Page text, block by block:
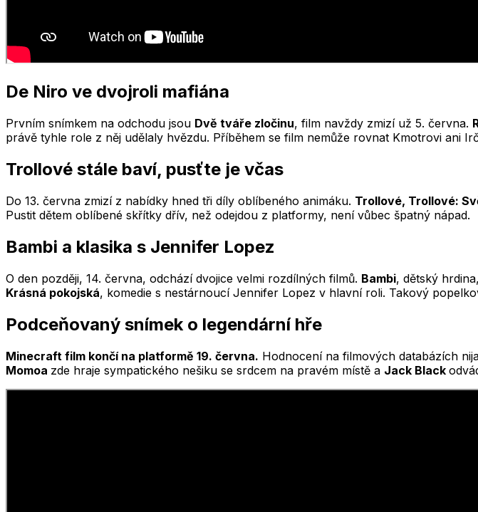
De Niro ve dvojroli mafiána
Prvním snímkem na odchodu jsou Dvě tváře zločinu, film navždy zmizí už 5. června.
právě tyhle role z něj udělaly hvězdu. Příběhem se film nemůže rovnat Kmotrovi ani
Trollové stále baví, pusťte je včas
Do 13. června zmizí z nabídky hned tři díly oblíbeného animáku. Trollové, Trollové:
Pustit dětem oblíbené skřítky dřív, než odejdou z platformy, není vůbec špatný nápad.
Bambi a klasika s Jennifer Lopez
O den později, 14. června, odchází dvojice velmi rozdílných filmů. Bambi, dětský
Krásná pokojská, komedie s nestárnoucí Jennifer Lopez v hlavní roli. Takový
Podceňovaný snímek o legendární hře
Minecraft film končí na platformě 19. června. Hodnocení na filmových databázích
Momoa zde hraje sympatického nešiku se srdcem na pravém místě a Jack Black